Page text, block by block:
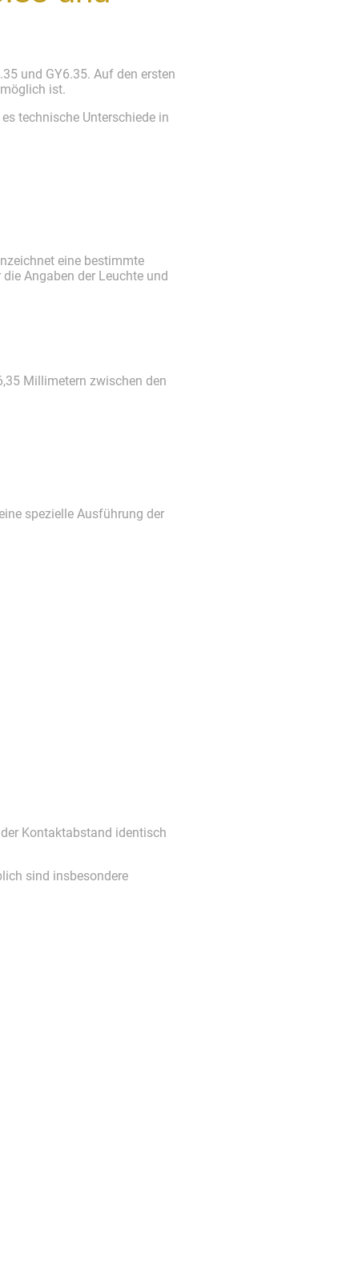
und GY6.35. Auf den ersten
ist.
technische Unterschiede in
eine bestimmte
Angaben der Leuchte und
Millimetern zwischen den
spezielle Ausführung der
Kontaktabstand identisch
sind insbesondere